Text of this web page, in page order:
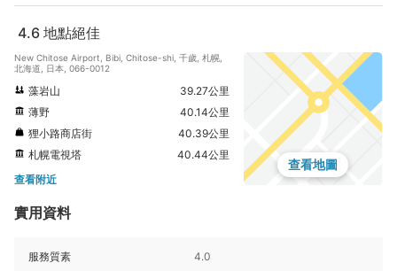
4.6 地點絕佳
New Chitose Airport, Bibi, Chitose-shi, 千歲, 札幌,
北海道, 日本, 066-0012
藻岩山
39.27公里
薄野
40.14公里
狸小路商店街
40.39公里
札幌電視塔
40.44公里
查看附近
查看地圖
實用資料
服務質素 4.0